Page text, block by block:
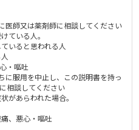
医師又は薬剤師に相談してください
ている人。
いると思われる人
・嘔吐
に服用を中止し、この説明書を持っ
相談してください
があらわれた場合。
、悪心・嘔吐